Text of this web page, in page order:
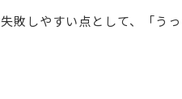
敗しやすい点として、「う